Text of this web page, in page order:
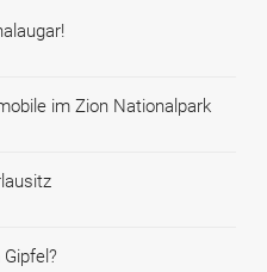
im Zion Nationalpark